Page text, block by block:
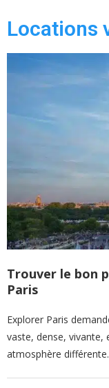
Locations
Trouver le bon
Paris
Explorer Paris
vaste, dense, vivante,
atmosphère